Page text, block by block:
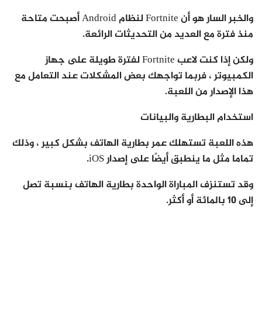
والخبر السار هو أن Fortnite لنظام Android أصبحت متاحة
منذ فترة مع العديد من التحديثات الرائعة.
ولكن إذا كنت لاعب Fortnite لفترة طويلة على جهاز
الكمبيوتر ، فربما تواجهك بعض المشكلات عند التعامل مع
هذا الإصدار من اللعبة.
استخدام البطارية والبيانات
هذه اللعبة تستهلك عمر بطارية الهاتف بشكل كبير ، وذلك
تماما مثل ما ينطبق أيضًا على إصدار iOS.
وقد تستنزف المباراة الواحدة بطارية الهاتف بنسبة تصل
إلى 10 بالمائة أو أكثر.